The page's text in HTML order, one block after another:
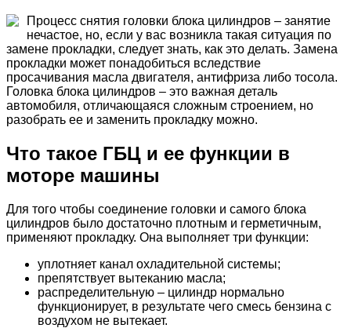
Процесс снятия головки блока цилиндров – занятие
нечастое, но, если у вас возникла такая ситуация по
замене прокладки, следует знать, как это делать. Замена
прокладки может понадобиться вследствие
просачивания масла двигателя, антифриза либо тосола.
Головка блока цилиндров – это важная деталь
автомобиля, отличающаяся сложным строением, но
разобрать ее и заменить прокладку можно.
Что такое ГБЦ и ее функции в
моторе машины
Для того чтобы соединение головки и самого блока
цилиндров было достаточно плотным и герметичным,
применяют прокладку. Она выполняет три функции:
уплотняет канал охладительной системы;
препятствует вытеканию масла;
распределительную – цилиндр нормально
функционирует, в результате чего смесь бензина с
воздухом не вытекает.